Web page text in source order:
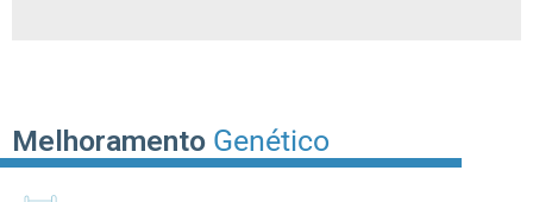
Melhoramento Genético